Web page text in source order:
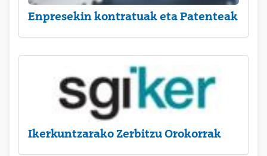
Enpresekin kontratuak eta Patenteak
Ikerkuntzarako Zerbitzu Orokorrak